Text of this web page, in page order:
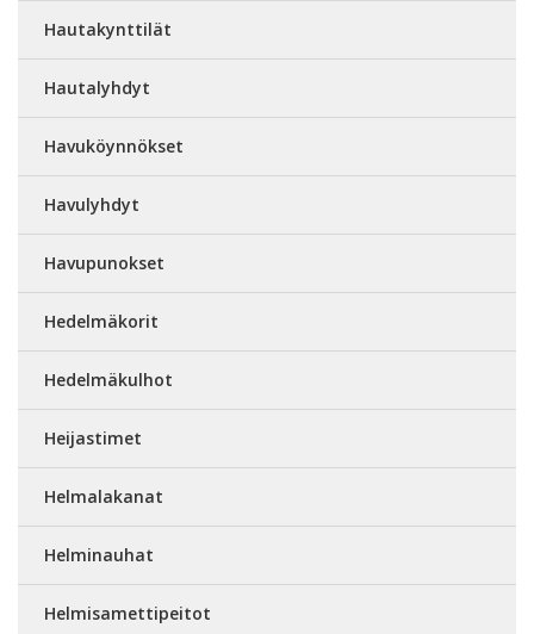
Hautakynttilät
Hautalyhdyt
Havuköynnökset
Havulyhdyt
Havupunokset
Hedelmäkorit
Hedelmäkulhot
Heijastimet
Helmalakanat
Helminauhat
Helmisamettipeitot